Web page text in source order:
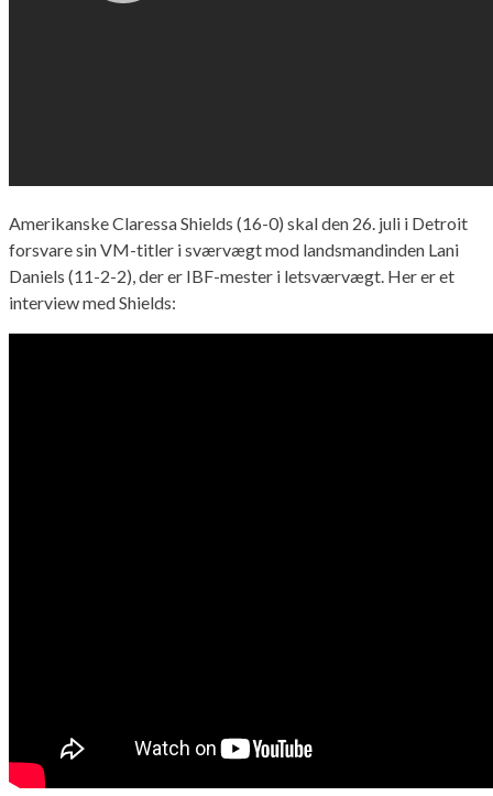
Amerikanske Claressa Shields (16-0) skal den 26. juli i Detroit
forsvare sin VM-titler i sværvægt mod landsmandinden Lani
Daniels (11-2-2), der er IBF-mester i letsværvægt. Her er et
interview med Shields: